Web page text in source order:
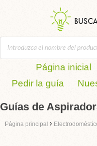
Página inicial
Pedir la guía
Guías de
Página principal ›